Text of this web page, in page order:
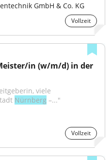
GmbH & Co. KG
Vollzeit
in (w/m/d) in der
viele
Nürnberg –..."
Vollzeit